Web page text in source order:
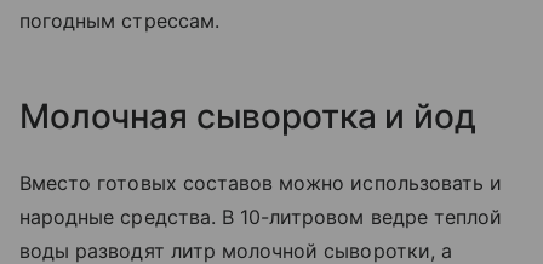
погодным стрессам.
Молочная сыворотка и йод
Вместо готовых составов можно использовать и
народные средства. В 10-литровом ведре теплой
воды разводят литр молочной сыворотки, а